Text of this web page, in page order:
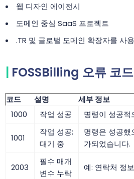
웹 디자인 에이전시
도메인 중심 SaaS 프로젝트
.TR 및 글로벌 도메인 확장자를 사
FOSSBilling 오류 코드
코드 설명
세부 정보
1000
작업 성공 명령이 성공적
1001
작업 성공;
대기 중
명령은 성공했
가되었습니다.
2003
필수 매개
변수 누락
예: 연락처 정